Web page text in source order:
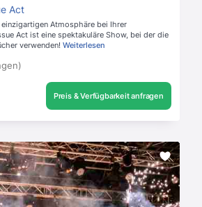
Act
einzigartigen Atmosphäre bei Ihrer
Act ist eine spektakuläre Show, bei der die
verwenden! Weiterlesen
Preis & Verfügbarkeit anfragen